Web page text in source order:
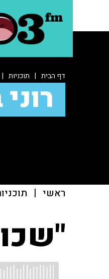
דף הבית | תוכניות |
ראשי |